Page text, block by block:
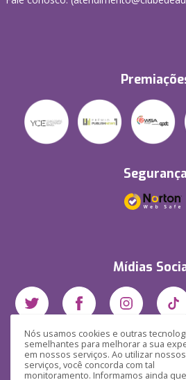
Nós usamos cookies e outras
semelhantes para melhorar a sua
em nossos serviços. Ao utilizar nossos
serviços, você concorda com tal
monitoramento. Informamos ainda que
Segurança
Mídias